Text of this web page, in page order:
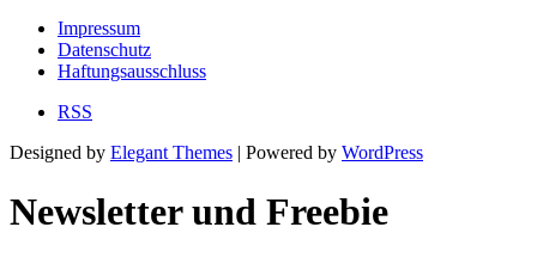
Impressum
Datenschutz
Haftungsausschluss
RSS
Designed by Elegant Themes | Powered by WordPress
Newsletter und Freebie